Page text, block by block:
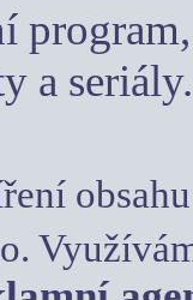
a seriály.